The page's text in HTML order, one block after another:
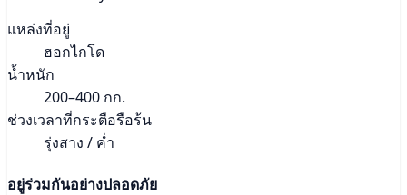
แหล่งที่อยู่
ฮอกไกโด
น้ำหนัก
200–400 กก.
ช่วงเวลาที่กระตือรือร้น
รุ่งสาง / ค่ำ
อยู่ร่วมกันอย่างปลอดภัย